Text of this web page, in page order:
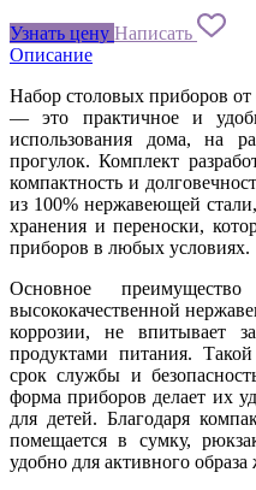
Узнать цену Написать
Описание
Набор столовых приборов
— это практичное и
использования дома, на
прогулок. Комплект
компактность и
из 100% нержавеющей
хранения и переноски,
приборов в любых условиях.
Основное
высококачественной
коррозии, не впитывает
продуктами питания.
срок службы и
форма приборов делает их
для детей. Благодаря
помещается в сумку,
удобно для активного